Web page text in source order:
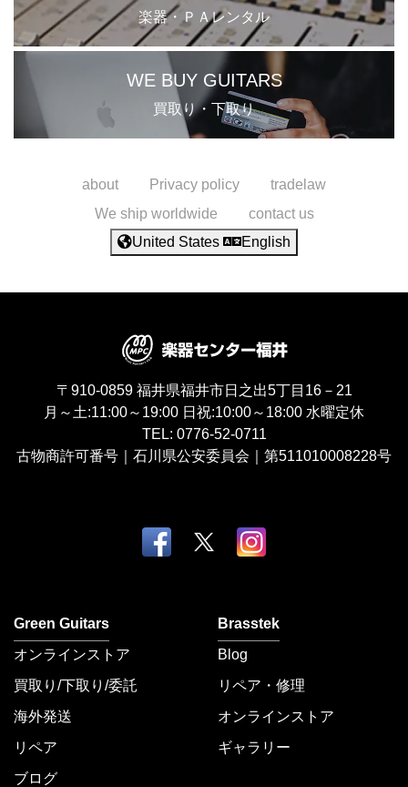
楽器・ＰＡレンタル
WE BUY GUITARS
買取り・下取り
about Privacy policy
tradelaw
We ship worldwide
contact us
United States
English
〒910-0859 福井県福井市日之出5丁目16－21
月～土:11:00～19:00 日祝:10:00～18:00 水曜定休
TEL: 0776-52-0711
古物商許可番号｜石川県公安委員会｜第511010008228号
Green Guitars
オンラインストア
買取り/下取り/委託
海外発送
リペア
ブログ
Brasstek
Blog
リペア・修理
オンラインストア
ギャラリー